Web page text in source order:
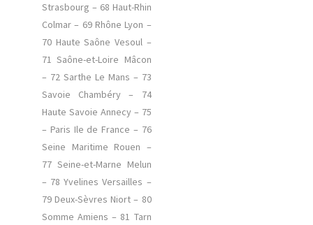
Strasbourg – 68 Haut-Rhin
Colmar – 69 Rhône Lyon –
70 Haute Saône Vesoul –
71 Saône-et-Loire Mâcon
– 72 Sarthe Le Mans – 73
Savoie Chambéry – 74
Haute Savoie Annecy – 75
– Paris Ile de France – 76
Seine Maritime Rouen –
77 Seine-et-Marne Melun
– 78 Yvelines Versailles –
79 Deux-Sèvres Niort – 80
Somme Amiens – 81 Tarn